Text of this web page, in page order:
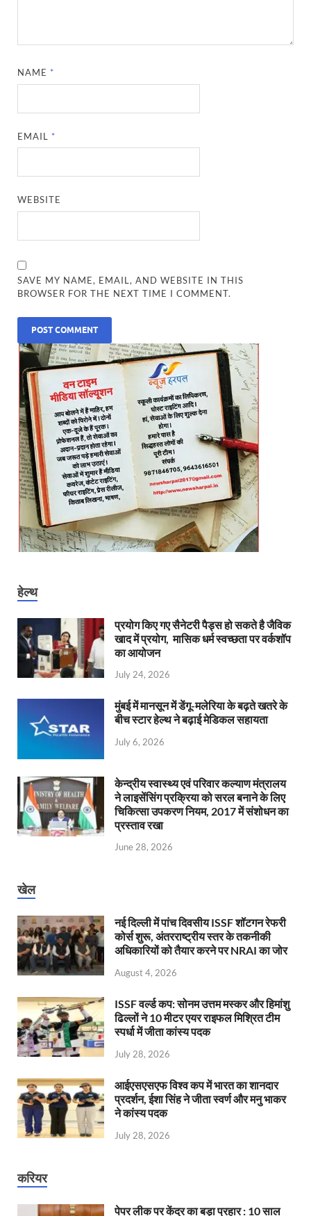
NAME *
EMAIL *
WEBSITE
SAVE MY NAME, EMAIL, AND WEBSITE IN THIS
BROWSER FOR THE NEXT TIME I COMMENT.
हेल्थ
प्रयोग किए गए सैनेटरी पैड्स हो सकते है जैविक
खाद में प्रयोग, मासिक धर्म स्वच्छता पर वर्कशॉप
का आयोजन
July 24, 2026
मुंबई में मानसून में डेंगू-मलेरिया के बढ़ते खतरे के
बीच स्टार हेल्थ ने बढ़ाई मेडिकल सहायता
July 6, 2026
केन्‍द्रीय स्वास्थ्य एवं परिवार कल्याण मंत्रालय
ने लाइसेंसिंग प्रक्रिया को सरल बनाने के लिए
चिकित्सा उपकरण नियम, 2017 में संशोधन का
प्रस्ताव रखा
June 28, 2026
खेल
नई दिल्ली में पांच दिवसीय ISSF शॉटगन रेफरी
कोर्स शुरू, अंतरराष्ट्रीय स्तर के तकनीकी
अधिकारियों को तैयार करने पर NRAI का जोर
August 4, 2026
ISSF वर्ल्ड कप: सोनम उत्तम मस्कर और हिमांशु
ढिल्लों ने 10 मीटर एयर राइफल मिश्रित टीम
स्पर्धा में जीता कांस्य पदक
July 28, 2026
आईएसएसएफ विश्व कप में भारत का शानदार
प्रदर्शन, ईशा सिंह ने जीता स्वर्ण और मनु भाकर
ने कांस्य पदक
July 28, 2026
करियर
पेपर लीक पर केंद्र का बड़ा प्रहार : 10 साल